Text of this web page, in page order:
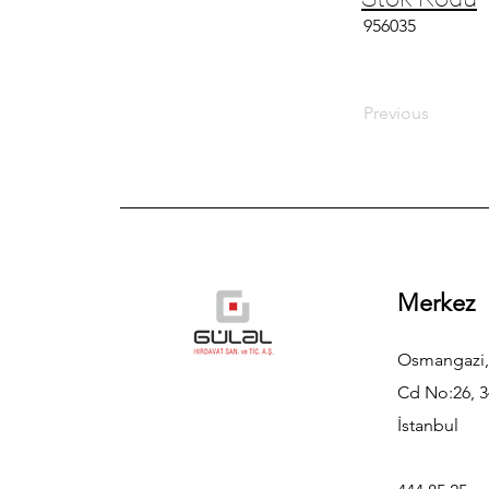
956035
Previous
Merkez
Cd No:26,
İstanbul